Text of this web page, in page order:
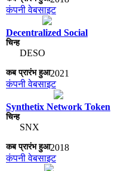
कंपनी वेबसाइट
Decentralized Social
DESO
2021
कंपनी वेबसाइट
Synthetix Network Token
SNX
2018
कंपनी वेबसाइट